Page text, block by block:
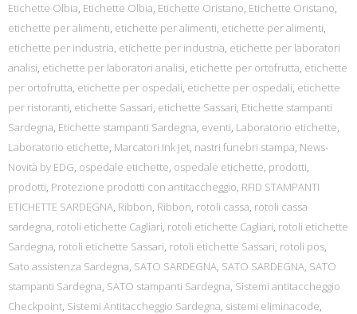
Etichette Olbia, Etichette Olbia, Etichette Oristano, Etichette Oristano,
etichette per alimenti, etichette per alimenti, etichette per alimenti,
etichette per industria, etichette per industria, etichette per laboratori
analisi, etichette per laboratori analisi, etichette per ortofrutta, etichette
per ortofrutta, etichette per ospedali, etichette per ospedali, etichette
per ristoranti, etichette Sassari, etichette Sassari, Etichette stampanti
Sardegna, Etichette stampanti Sardegna, eventi, Laboratorio etichette,
Laboratorio etichette, Marcatori Ink Jet, nastri funebri stampa, News-
Novità by EDG, ospedale etichette, ospedale etichette, prodotti,
prodotti, Protezione prodotti con antitaccheggio, RFID STAMPANTI
ETICHETTE SARDEGNA, Ribbon, Ribbon, rotoli cassa, rotoli cassa
sardegna, rotoli etichette Cagliari, rotoli etichette Cagliari, rotoli etichette
Sardegna, rotoli etichette Sassari, rotoli etichette Sassari, rotoli pos,
Sato assistenza Sardegna, SATO SARDEGNA, SATO SARDEGNA, SATO
stampanti Sardegna, SATO stampanti Sardegna, Sistemi antitaccheggio
Checkpoint, Sistemi Antitaccheggio Sardegna, sistemi eliminacode,